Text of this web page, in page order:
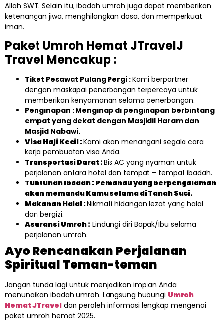
Allah SWT. Selain itu, ibadah umroh juga dapat memberikan
ketenangan jiwa, menghilangkan dosa, dan memperkuat
iman.
Paket Umroh Hemat JTravelJ
Travel Mencakup :
Tiket Pesawat Pulang Pergi :Kami berpartner
dengan maskapai penerbangan terpercaya untuk
memberikan kenyamanan selama penerbangan.
Penginapan : Menginap di penginapan berbintang
empat yang dekat dengan Masjidil Haram dan
Masjid Nabawi.
Visa Haji Kecil :Kami akan menangani segala cara
kerja pembuatan visa Anda.
Transportasi Darat :Bis AC yang nyaman untuk
perjalanan antara hotel dan tempat – tempat ibadah.
Tuntunan Ibadah : Pemandu yang berpengalaman
akan memandu Kamu selama di Tanah Suci.
Makanan Halal :Nikmati hidangan lezat yang halal
dan bergizi.
Asuransi Umroh : Lindungi diri Bapak/Ibu selama
perjalanan umroh.
Ayo Rencanakan Perjalanan
Spiritual Teman-teman
Jangan tunda lagi untuk menjadikan impian Anda
menunaikan ibadah umroh. Langsung hubungi Umroh
Hemat JTravel dan peroleh informasi lengkap mengenai
paket umroh hemat 2025.